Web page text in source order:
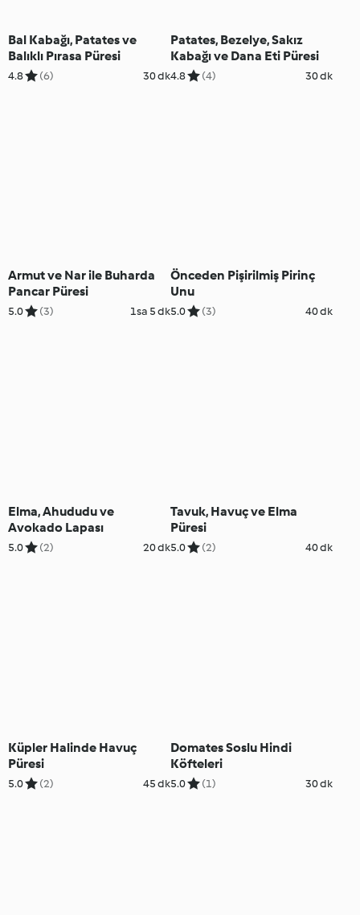
Bal Kabağı, Patates ve
Balıklı Pırasa Püresi
4.8 (6) 30 dk
Patates, Bezelye, Sakız
Kabağı ve Dana Eti Püresi
4.8 (4) 30 dk
Armut ve Nar ile Buharda
Pancar Püresi
5.0 (3) 1sa 5 dk
Önceden Pişirilmiş Pirinç
Unu
5.0 (3) 40 dk
Elma, Ahududu ve
Avokado Lapası
5.0 (2) 20 dk
Tavuk, Havuç ve Elma
Püresi
5.0 (2) 40 dk
Küpler Halinde Havuç
Püresi
5.0 (2) 45 dk
Domates Soslu Hindi
Köfteleri
5.0 (1) 30 dk